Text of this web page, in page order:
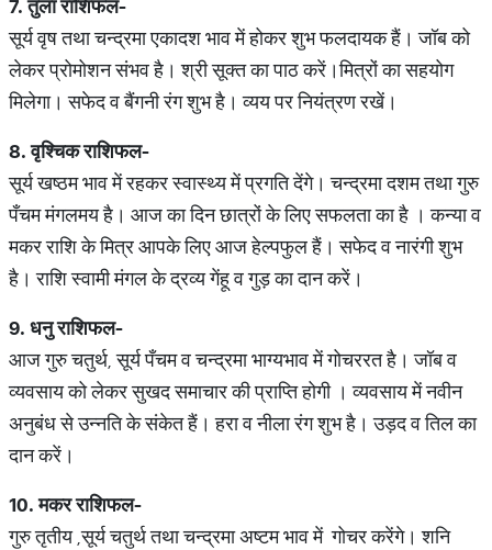
7.तुलाराशिफल-
सूर्य वृष तथा चन्द्रमा एकादश भाव में होकर शुभ फलदायक हैं। जॉब को
लेकर प्रोमोशन संभव है। श्री सूक्त का पाठ करें।मित्रों का सहयोग
मिलेगा। सफेद व बैंगनी रंग शुभ है। व्यय पर नियंत्रण रखें।
8.वृश्चिकराशिफल-
सूर्य खष्ठम भाव में रहकर स्वास्थ्य में प्रगति देंगे। चन्द्रमा दशम तथा गुरु
पँचम मंगलमय है। आज का दिन छात्रों के लिए सफलता का है । कन्या व
मकर राशि के मित्र आपके लिए आज हेल्पफुल हैं। सफेद व नारंगी शुभ
है। राशि स्वामी मंगल के द्रव्य गेंहू व गुड़ का दान करें।
9. धनुराशिफल-
आज गुरु चतुर्थ, सूर्य पँचम व चन्द्रमा भाग्यभाव में गोचररत है। जॉब व
व्यवसाय को लेकर सुखद समाचार की प्राप्ति होगी । व्यवसाय में नवीन
अनुबंध से उन्नति के संकेत हैं। हरा व नीला रंग शुभ है। उड़द व तिल का
दान करें।
10.मकरराशिफल-
गुरु तृतीय ,सूर्य चतुर्थ तथा चन्द्रमा अष्टम भाव में गोचर करेंगे। शनि